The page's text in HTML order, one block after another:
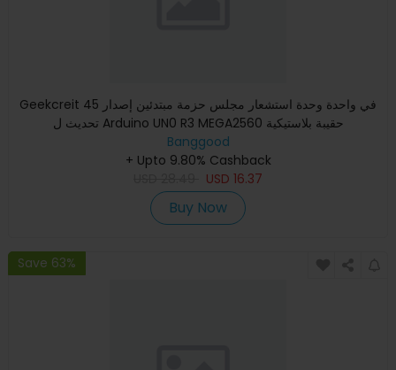
Geekcreit 45 في واحدة وحدة استشعار مجلس حزمة مبتدئين إصدار
تحديث ل Arduino UN0 R3 MEGA2560 حقيبة بلاستيكية
Banggood
+ Upto 9.80% Cashback
USD 16.37
Buy Now
Save 63%